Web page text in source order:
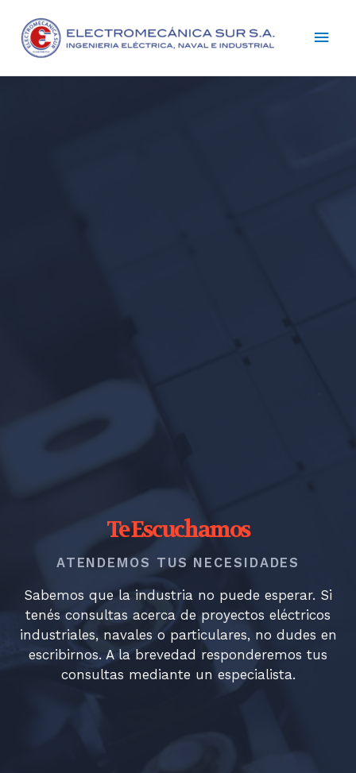
Te Escuchamos
ATENDEMOS TUS NECESIDADES
Sabemos que la industria no puede esperar. Si
tenés consultas acerca de proyectos eléctricos
industriales, navales o particulares, no dudes en
escribirnos. A la brevedad responderemos tus
consultas mediante un especialista.